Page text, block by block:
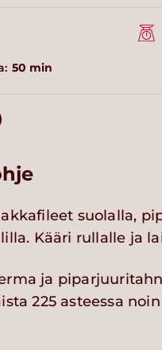
50 min
suolalla,
Kääri rullalle ja
ja
225 asteessa